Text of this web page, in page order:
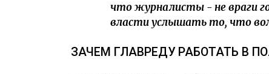
что журналисты - не враги
власти услышать то, что
ЗАЧЕМ ГЛАВРЕДУ РАБОТАТЬ В